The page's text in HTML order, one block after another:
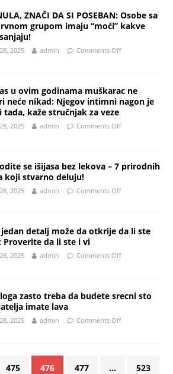
ZNAČI DA SI POSEBAN: Osobe sa
grupom imaju “moći” kakve
2025 admin Comments Off
u ovim godinama muškarac ne
neće nikad: Njegov intimni nagon je
tada, kaže stručnjak za veze
2025 admin Comments Off
se išijasa bez lekova – 7 prirodnih
koji stvarno deluju!
2025 admin Comments Off
jedan detalj može da otkrije da li ste
Proverite da li ste i vi
2025 admin Comments Off
zasto treba da budete srecni sto
imate lava
2025 admin Comments Off
475 476 477 … 523